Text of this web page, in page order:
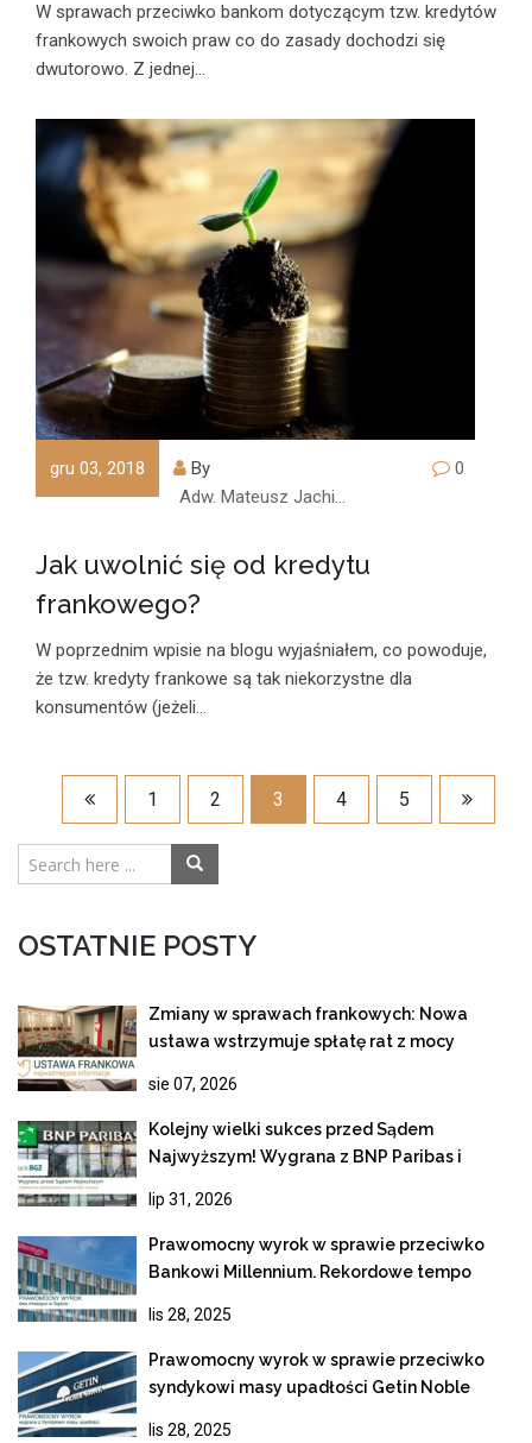
W sprawach przeciwko bankom dotyczącym tzw. kredytów
frankowych swoich praw co do zasady dochodzi się
dwutorowo. Z jednej…
gru 03, 2018
By
Adw. Mateusz Jachimczyk
0
Jak uwolnić się od kredytu
frankowego?
W poprzednim wpisie na blogu wyjaśniałem, co powoduje,
że tzw. kredyty frankowe są tak niekorzystne dla
konsumentów (jeżeli…
1 2 3 4 5
OSTATNIE POSTY
Zmiany w sprawach frankowych: Nowa
ustawa wstrzymuje spłatę rat z mocy
sie 07, 2026
Kolejny wielki sukces przed Sądem
Najwyższym! Wygrana z BNP Paribas i
frankowego
lip 31, 2026
Prawomocny wyrok w sprawie przeciwko
Bankowi Millennium. Rekordowe tempo
lis 28, 2025
Prawomocny wyrok w sprawie przeciwko
syndykowi masy upadłości Getin Noble
lis 28, 2025